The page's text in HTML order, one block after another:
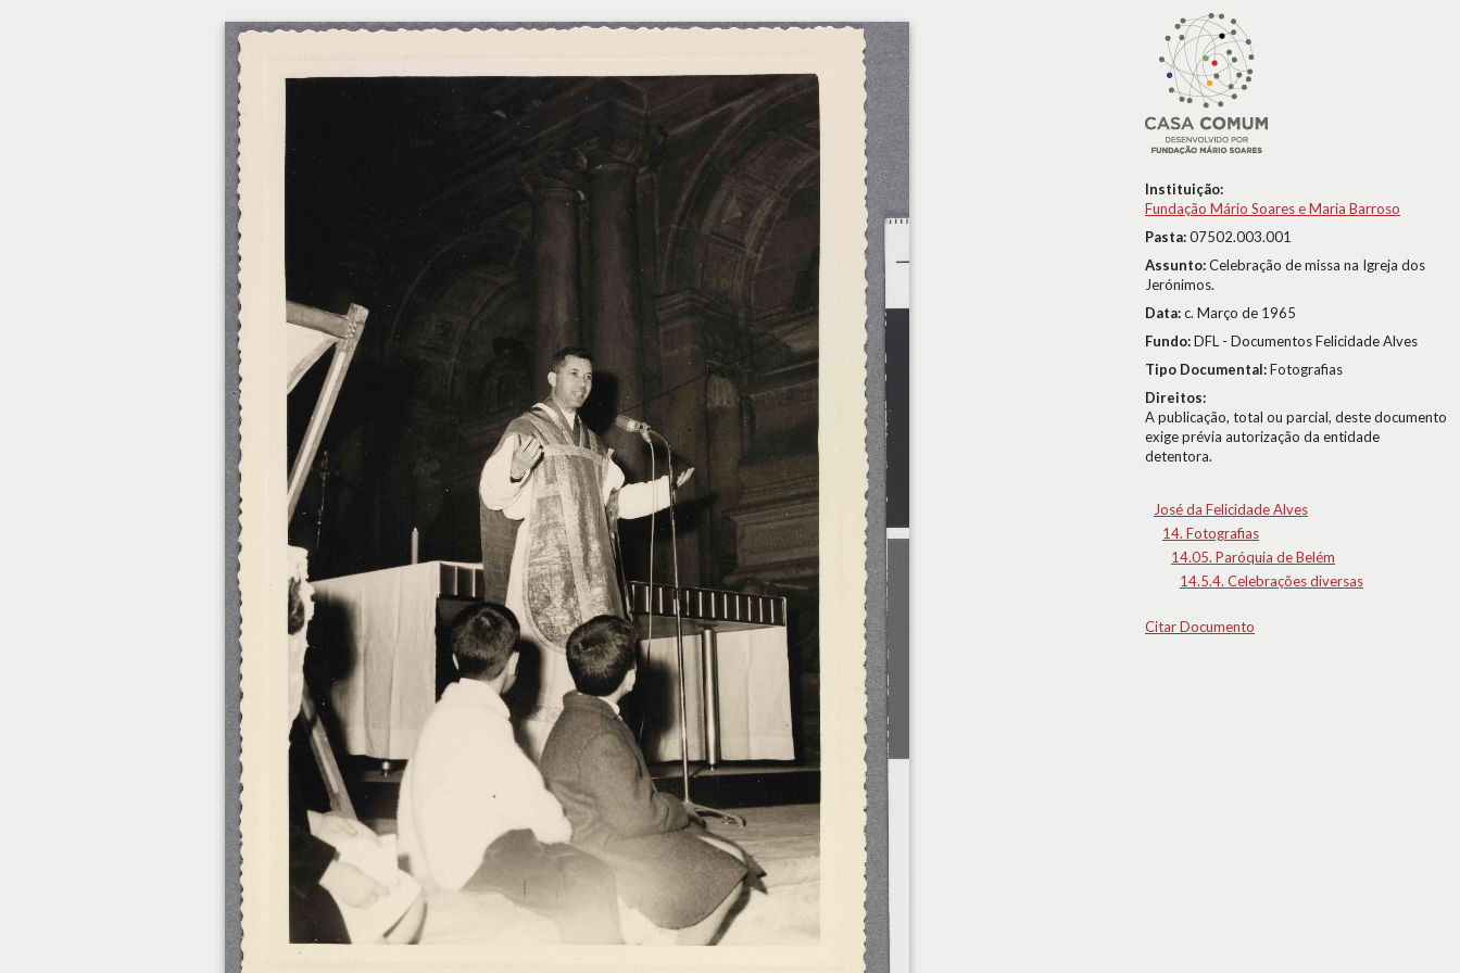
Instituição:
Fundação Mário Soares e Maria Barroso
Pasta:07502.003.001
Assunto:Celebração de missa na Igreja dos
Jerónimos.
Data:c. Março de 1965
Fundo:DFL - Documentos Felicidade Alves
Tipo Documental:Fotografias
Direitos:
A publicação, total ou parcial, deste documento
exige prévia autorização da entidade
detentora.
José da Felicidade Alves
14. Fotografias
14.05. Paróquia de Belém
14.5.4. Celebrações diversas
Citar Documento